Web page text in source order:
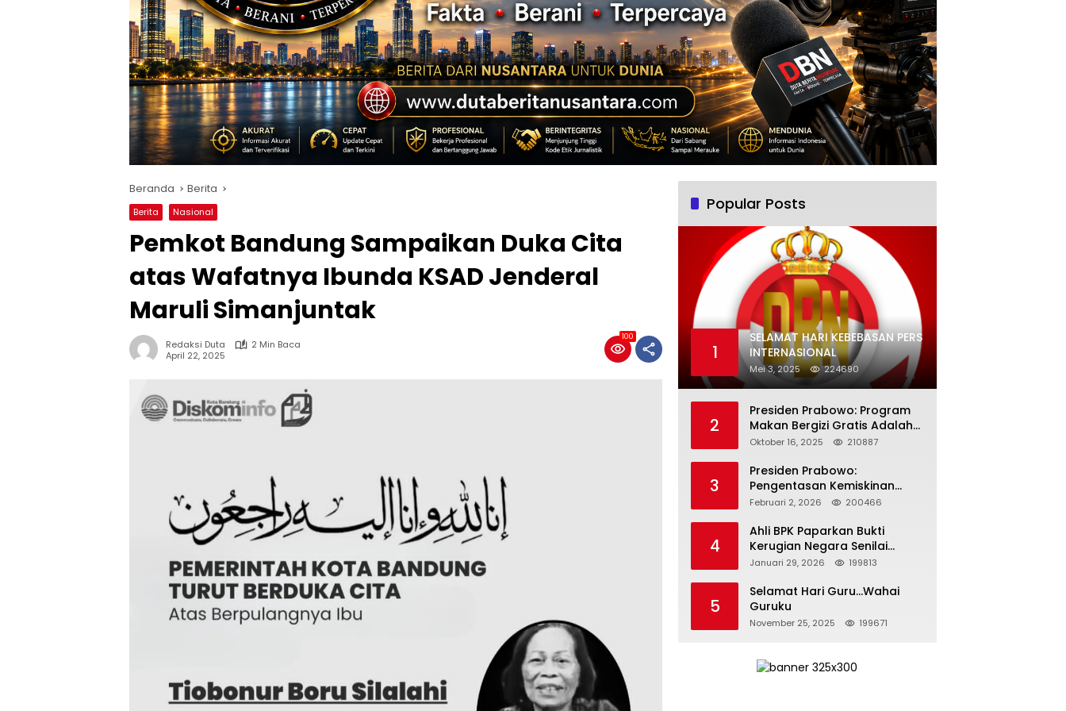
Beranda Berita
Berita Nasional
Pemkot Bandung Sampaikan Duka Cita
atas Wafatnya Ibunda KSAD Jenderal
Maruli Simanjuntak
Redaksi Duta
2 Min Baca
April 22, 2025
100
Popular Posts
1
SELAMAT HARI KEBEBASAN PERS
INTERNASIONAL
Mei 3, 2025 224690
2
Presiden Prabowo: Program
Makan Bergizi Gratis Adalah
Investasi untuk Masa Depan
Oktober 16, 2025 210887
3
Presiden Prabowo:
Pengentasan Kemiskinan
Butuh Persatuan dan
Bertanggung Jawab
Februari 2, 2026 200466
4
Ahli BPK Paparkan Bukti
Kerugian Negara Senilai
Rp285 Triliun dalam
Pertamina
Januari 29, 2026 199813
5
Selamat Hari Guru…Wahai
Guruku
November 25, 2025 199671